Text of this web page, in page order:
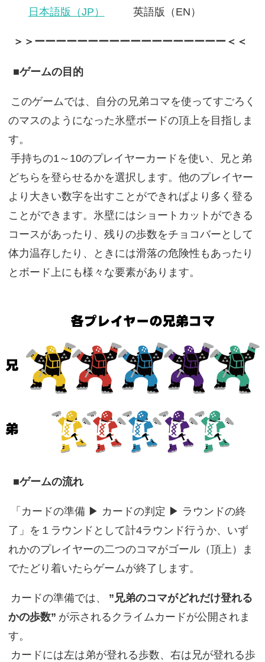
日本語版（JP） 英語版（EN）
＞＞ーーーーーーーーーーーーーーーーーー＜＜
■ゲームの目的
このゲームでは、自分の兄弟コマを使ってすごろく
のマスのようになった氷壁ボードの頂上を目指しま
す。
手持ちの1～10のプレイヤーカードを使い、兄と弟
どちらを登らせるかを選択します。他のプレイヤー
より大きい数字を出すことができればより多く登る
ことができます。氷壁にはショートカットができる
コースがあったり、残りの歩数をチョコバーとして
体力温存したり、ときには滑落の危険性もあったり
とボード上にも様々な要素があります。
■ゲームの流れ
「カードの準備 ▶ カードの判定 ▶ ラウンドの終
了」を１ラウンドとして計4ラウンド行うか、いず
れかのプレイヤーの二つのコマがゴール（頂上）ま
でたどり着いたらゲームが終了します。
カードの準備では、
”兄弟のコマがどれだけ登れる
かの歩数” が示されるクライムカードが公開されま
す。
カードには左は弟が登れる歩数、右は兄が登れる歩